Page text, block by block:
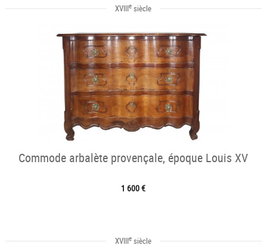
XVIIIe siècle
Commode arbalète provençale, époque Louis XV
1 600 €
XVIIIe siècle